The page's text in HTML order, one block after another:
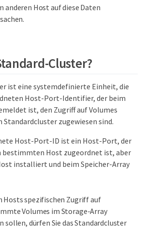
anderen Host auf diese Daten
Cluster?
ist eine systemdefinierte Einheit, die
Host-Port-Identifier, der beim
ist, den Zugriff auf Volumes
zugewiesen sind.
Host-Port-ID ist ein Host-Port, der
bestimmten Host zugeordnet ist, aber
installiert und beim Speicher-Array
Hosts spezifischen Zugriff auf
Volumes im Storage-Array
sollen, dürfen Sie das Standardcluster